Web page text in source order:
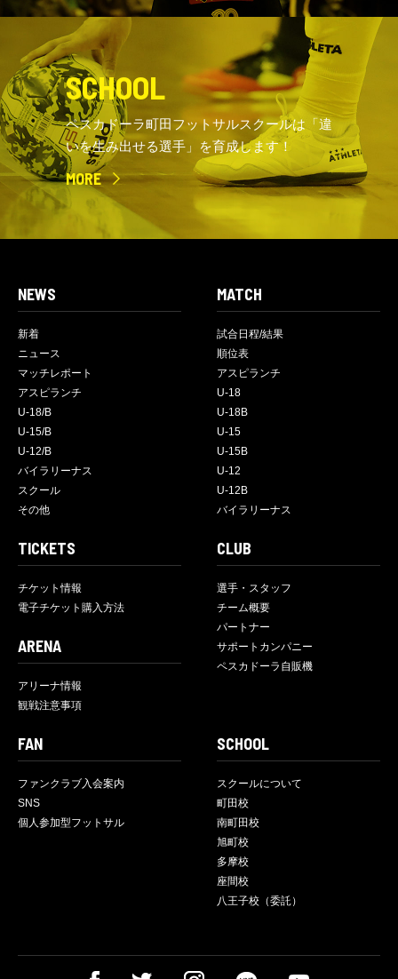
SCHOOL
ペスカドーラ町田フットサルスクールは「違
いを生み出せる選手」を育成します！
MORE
NEWS
新着
ニュース
マッチレポート
アスピランチ
U-18/B
U-15/B
U-12/B
バイラリーナス
スクール
その他
MATCH
試合日程/結果
順位表
アスピランチ
U-18
U-18B
U-15
U-15B
U-12
U-12B
バイラリーナス
TICKETS
チケット情報
電子チケット購入方法
ARENA
アリーナ情報
観戦注意事項
CLUB
選手・スタッフ
チーム概要
パートナー
サポートカンパニー
ペスカドーラ自販機
FAN
ファンクラブ入会案内
SNS
個人参加型フットサル
SCHOOL
スクールについて
町田校
南町田校
旭町校
多摩校
座間校
八王子校（委託）